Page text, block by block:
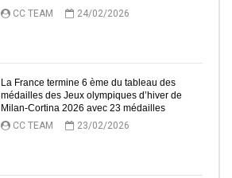
CC TEAM
24/02/2026
La France termine 6 ème du tableau des
médailles des Jeux olympiques d’hiver de
Milan-Cortina 2026 avec 23 médailles
CC TEAM
23/02/2026